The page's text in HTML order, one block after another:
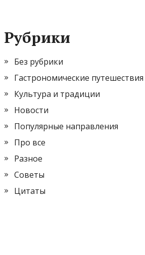
Рубрики
Без рубрики
Гастрономические путешествия
Культура и традиции
Новости
Популярные направления
Про все
Разное
Советы
Цитаты